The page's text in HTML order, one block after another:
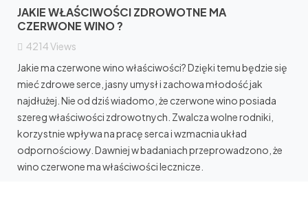
JAKIE WŁAŚCIWOŚCI ZDROWOTNE MA
CZERWONE WINO ?
4214Views
Jakie ma czerwone wino właściwości? Dzięki temu będzie się
mieć zdrowe serce, jasny umysł i zachowa młodość jak
najdłużej. Nie od dziś wiadomo, że czerwone wino posiada
szereg właściwości zdrowotnych. Zwalcza wolne rodniki,
korzystnie wpływa na pracę serca i wzmacnia układ
odpornościowy. Dawniej w badaniach przeprowadzono, że
wino czerwone ma właściwości lecznicze.